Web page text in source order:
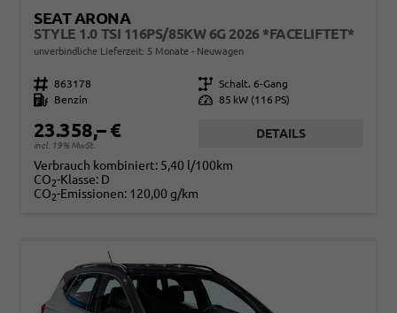
SEAT ARONA
STYLE 1.0 TSI 116PS/85KW 6G 2026 *FACELIFTET*
unverbindliche Lieferzeit: 5 Monate Neuwagen
Fahrzeugnr. 863178 Getriebe Schalt. 6-Gang
Kraftstoff
Benzin Leistung 85 kW (116 PS)
23.358,– €
incl. 19% MwSt.
DETAILS
Verbrauch kombiniert: 5,40 l/100km
CO2-Klasse: D
CO2-Emissionen: 120,00 g/km